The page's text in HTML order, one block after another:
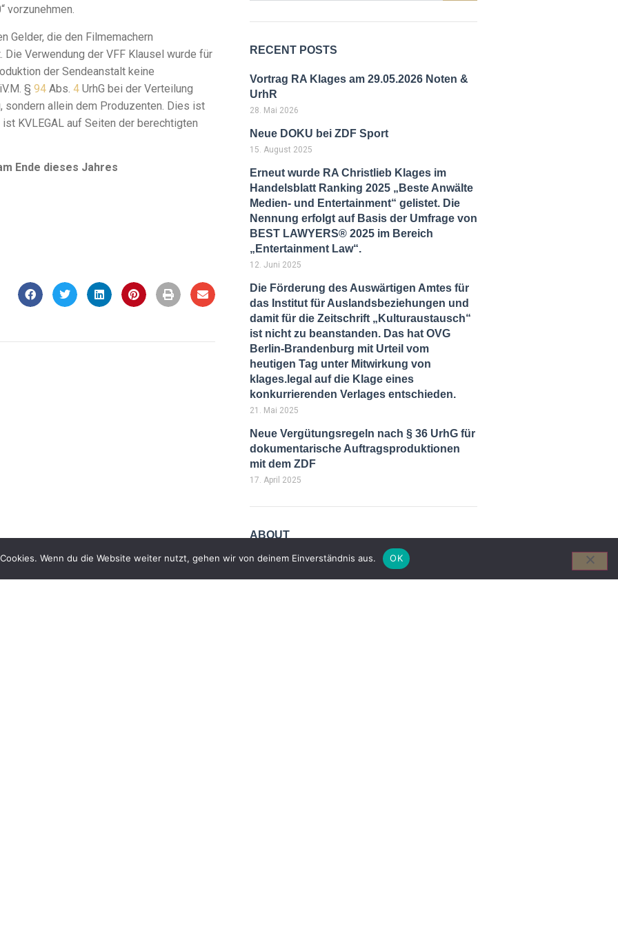
vorzunehmen.
Gelder, die den Filmemachern
Verwendung der VFF Klausel wurde für
der Sendeanstalt keine
§ 94 Abs. 4 UrhG bei der Verteilung
sondern allein dem Produzenten. Dies ist
ist KVLEGAL auf Seiten der berechtigten
Ende dieses Jahres
RECENT POSTS
Vortrag RA Klages am 29.05.2026 Noten &
UrhR
28. Mai 2026
Neue DOKU bei ZDF Sport
15. August 2025
Erneut wurde RA Christlieb Klages im
Handelsblatt Ranking 2025 „Beste Anwälte
Medien- und Entertainment“ gelistet. Die
Nennung erfolgt auf Basis der Umfrage von
BEST LAWYERS® 2025 im Bereich
„Entertainment Law“.
12. Juni 2025
Die Förderung des Auswärtigen Amtes für
das Institut für Auslandsbeziehungen und
damit für die Zeitschrift „Kulturaustausch“
ist nicht zu beanstanden. Das hat OVG
Berlin-Brandenburg mit Urteil vom
heutigen Tag unter Mitwirkung von
klages.legal auf die Klage eines
konkurrierenden Verlages entschieden.
21. Mai 2025
Neue Vergütungsregeln nach § 36 UrhG für
dokumentarische Auftragsproduktionen
mit dem ZDF
17. April 2025
ABOUT
Wenn du die Website weiter nutzt, gehen wir von deinem Einverständnis aus. OK